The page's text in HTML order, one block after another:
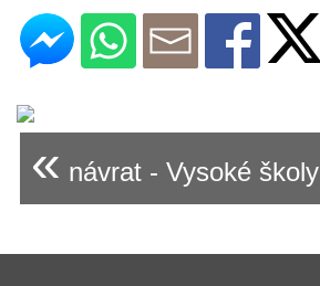
« návrat - Vysoké školy